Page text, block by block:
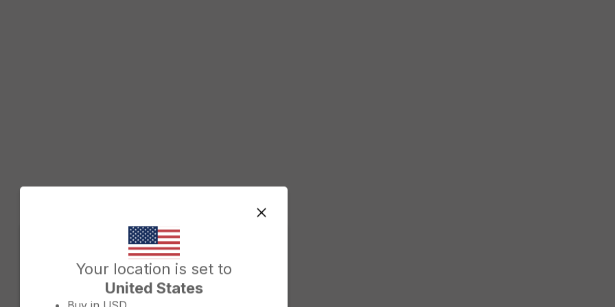
Your location is set to
United States
Change country/region